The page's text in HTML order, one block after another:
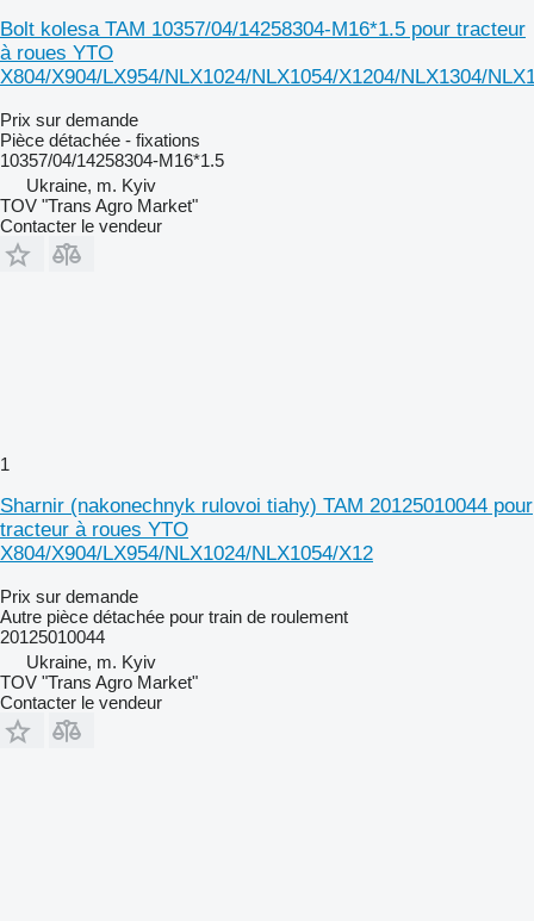
Bolt kolesa TAM 10357/04/14258304-M16*1.5 pour tracteur
à roues YTO
X804/X904/LX954/NLX1024/NLX1054/X1204/NLX1304/
Prix sur demande
Pièce détachée - fixations
10357/04/14258304-M16*1.5
Ukraine, m. Kyiv
TOV "Trans Agro Market"
Contacter le vendeur
1
Sharnir (nakonechnyk rulovoi tiahy) TAM 20125010044 pour
tracteur à roues YTO
X804/X904/LX954/NLX1024/NLX1054/X12
Prix sur demande
Autre pièce détachée pour train de roulement
20125010044
Ukraine, m. Kyiv
TOV "Trans Agro Market"
Contacter le vendeur